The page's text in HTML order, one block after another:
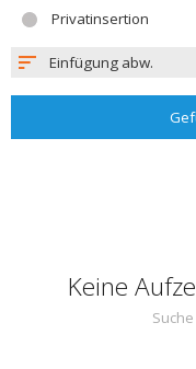
Privatinsertion
Einfügung abw.
Keine